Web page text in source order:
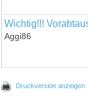
Wichtig!!!
Aggi86
Druckversion anzeigen